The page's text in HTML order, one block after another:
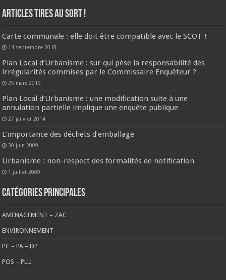
ARTICLES TIRES AU SORT !
Carte communale : elle doit être compatible avec le SCOT !
14 septembre 2018
Plan Local d’Urbanisme : sur qui pèse la responsabilité des
irrégularités commises par le Commissaire Enquêteur ?
25 mars 2019
Plan Local d’Urbanisme : une modification suite à une
annulation partielle implique une enquête publique
27 janvier 2014
L’importance des déchets d’emballage
30 juin 2009
Urbanisme : non-respect des formalités de notification
1 juillet 2009
CATÉGORIES PRINCIPALES
AMENAGEMENT – ZAC
ENVIRONNEMENT
PC – PA – DP
POS – PLU